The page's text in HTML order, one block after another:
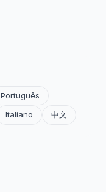
Português
Italiano 中文